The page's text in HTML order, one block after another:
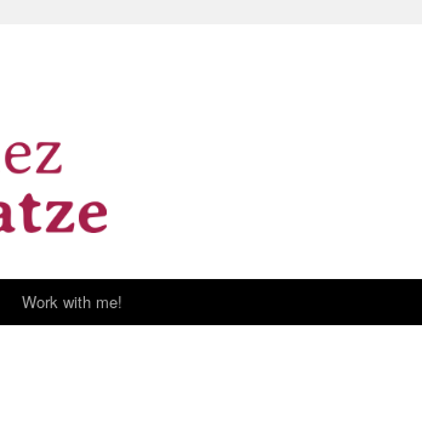
Work with me!